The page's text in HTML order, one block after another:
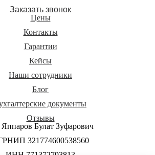
Цены
Контакты
Гарантии
Кейсы
Наши сотрудники
Блог
документы
Отзывы
Булат Зуфарович
321774600538560
Заказать звонок